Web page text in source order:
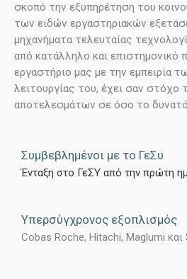
σκοπό την εξυπηρέτηση του
των ειδών εργαστηριακών
μηχανήματα τελευταίας
από κατάλληλο και επιστημονικό
εργαστήριο μας με την εμπειρία
λειτουργίας του, έχει σαν στόχο
αποτελεσμάτων σε όσο το
Συμβεβλημένοι με το ΓεΣυ
Ένταξη στο ΓεΣΥ από την πρώτη
Υπερσύγχρονος εξοπλισμός
Cobas Roche, Hitachi, Maglumi και